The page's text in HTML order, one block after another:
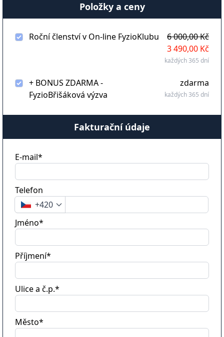
Položky a ceny
Roční členství v On-line FyzioKlubu
6 000,00 Kč
3 490,00 Kč
každých 365 dní
+ BONUS ZDARMA -
FyzioBřišáková výzva
zdarma
každých 365 dní
Fakturační údaje
E-mail*
Telefon
+420
Jméno*
Příjmení*
Ulice a č.p.*
Město*